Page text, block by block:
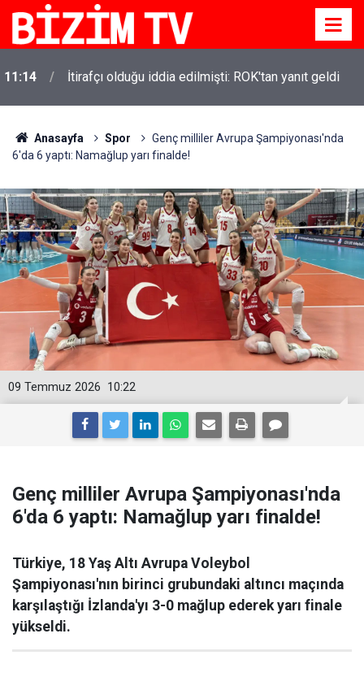
11:14 İtirafçı olduğu iddia edilmişti: ROK'tan yanıt geldi
Anasayfa Spor
Genç milliler Avrupa Şampiyonası'nda
6'da 6 yaptı: Namağlup yarı finalde!
10:22
09 Temmuz 2026
Genç milliler Avrupa Şampiyonası'nda
6'da 6 yaptı: Namağlup yarı finalde!
Türkiye, 18 Yaş Altı Avrupa Voleybol
Şampiyonası'nın birinci grubundaki altıncı maçında
karşılaştığı İzlanda'yı 3-0 mağlup ederek yarı finale
yükseldi.